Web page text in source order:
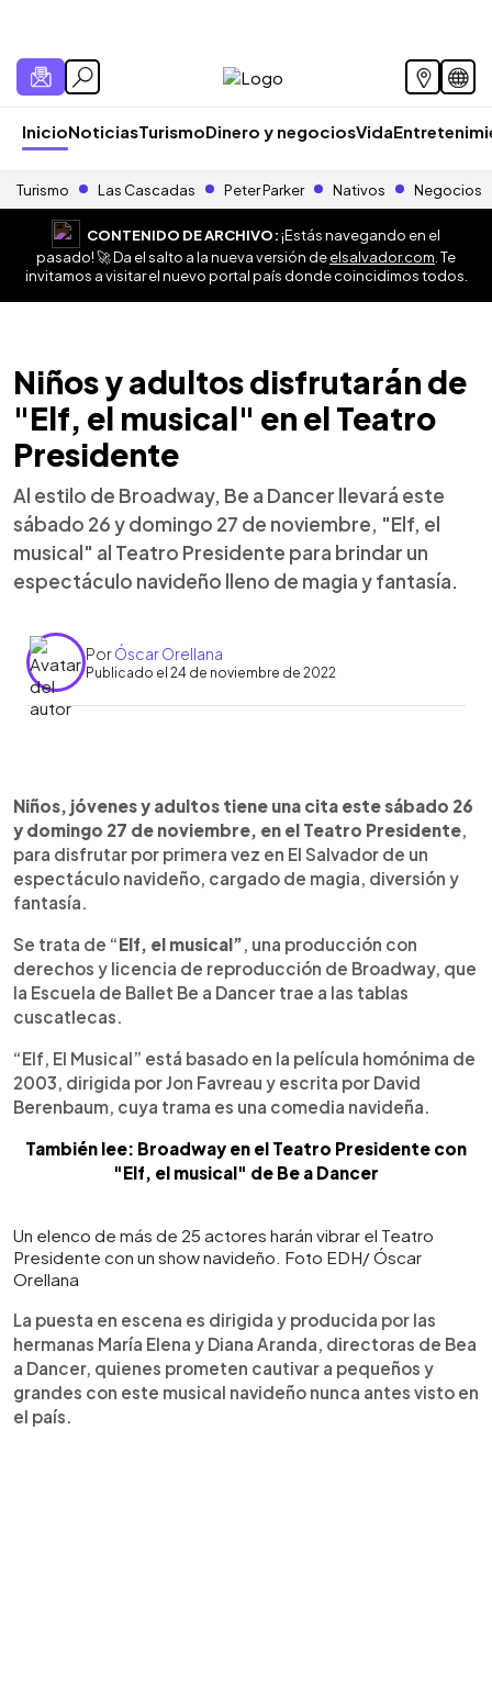
InicioNoticiasTurismoDinero y negociosVida
Turismo Las Cascadas Peter Parker Nativos Negocios
CONTENIDO DE ARCHIVO:¡Estás navegando en el
pasado! 🚀 Da el salto a la nueva versión deelsalvador.com . Te
invitamos a visitar el nuevo portal país donde coincidimos todos.
Niños y adultos disfrutarán de
"Elf, el musical" en el Teatro
Presidente
Al estilo de Broadway, Be a Dancer llevará este
sábado 26 y domingo 27 de noviembre, "Elf, el
musical" al Teatro Presidente para brindar un
espectáculo navideño lleno de magia y fantasía.
PorÓscar Orellana
Publicado el 24 de noviembre de 2022
► Escuchar artículo
Niños, jóvenes y adultos tiene una cita este sábado 26
y domingo 27 de noviembre, en el Teatro Presidente,
para disfrutar por primera vez en El Salvador de un
espectáculo navideño, cargado de magia, diversión y
fantasía.
Se trata de “Elf, el musical”, una producción con
derechos y licencia de reproducción de Broadway, que
la Escuela de Ballet Be a Dancer trae a las tablas
cuscatlecas.
“Elf, El Musical” está basado en la película homónima de
2003, dirigida por Jon Favreau y escrita por David
Berenbaum, cuya trama es una comedia navideña.
También lee: Broadway en el Teatro Presidente con
"Elf, el musical" de Be a Dancer
Un elenco de más de 25 actores harán vibrar el Teatro
Presidente con un show navideño. Foto EDH/ Óscar
Orellana
La puesta en escena es dirigida y producida por las
hermanas María Elena y Diana Aranda, directoras de Bea
a Dancer, quienes prometen cautivar a pequeños y
grandes con este musical navideño nunca antes visto en
el país.